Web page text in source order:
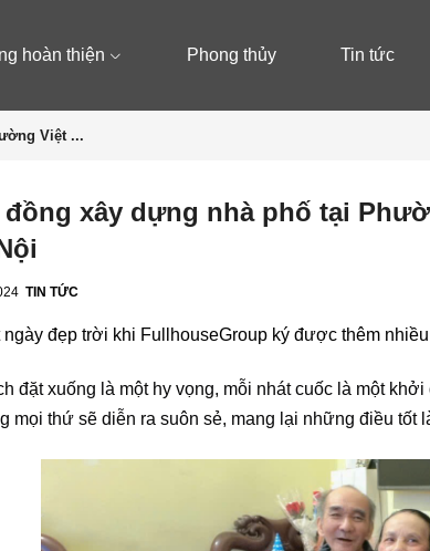
hoàn thiện Phong thủy Tin tức
Việt ...
xây dựng nhà phố tại
TIN TỨC
ngày đẹp trời khi FullhouseGroup ký được thêm
đặt xuống là một hy vọng, mỗi nhát cuốc là một khởi
mọi thứ sẽ diễn ra suôn sẻ, mang l ại những điều tốt